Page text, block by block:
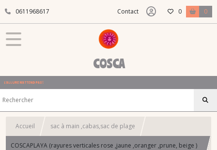
0611968617 Contact 0 0
COSCA
L'ALLURE N'ATTEND PAS !
Accueil sac à main ,cabas,sac de plage
COSCAPLAYA (rayures verticales rose ,jaune ,oranger ,prune, beige )